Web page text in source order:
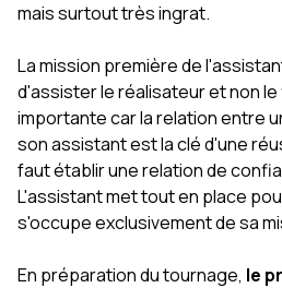
mais surtout très ingrat.
La mission première de
d'assister le réalisateur et non
importante car la relation entre
son assistant est la clé d'une
faut établir une relation de
L'assistant met tout en place
s'occupe exclusivement de sa
En préparation du tournage, le